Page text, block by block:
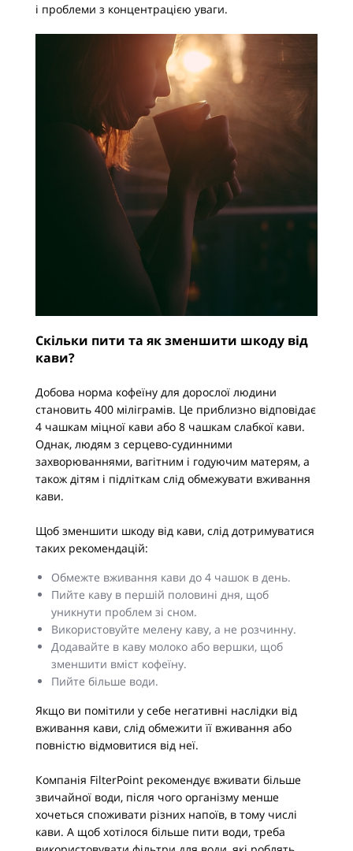
і проблеми з концентрацією уваги.
Скільки пити та як зменшити шкоду від
кави?
Добова норма кофеїну для дорослої людини
становить 400 міліграмів. Це приблизно відповідає
4 чашкам міцної кави або 8 чашкам слабкої кави.
Однак, людям з серцево-судинними
захворюваннями, вагітним і годуючим матерям, а
також дітям і підліткам слід обмежувати вживання
кави.
Щоб зменшити шкоду від кави, слід дотримуватися
таких рекомендацій:
Обмежте вживання кави до 4 чашок в день.
Пийте каву в першій половині дня, щоб
уникнути проблем зі сном.
Використовуйте мелену каву, а не розчинну.
Додавайте в каву молоко або вершки, щоб
зменшити вміст кофеїну.
Пийте більше води.
Якщо ви помітили у себе негативні наслідки від
вживання кави, слід обмежити її вживання або
повністю відмовитися від неї.
Компанія FilterPoint рекомендує вживати більше
звичайної води, після чого організму менше
хочеться споживати різних напоїв, в тому числі
кави. А щоб хотілося більше пити води, треба